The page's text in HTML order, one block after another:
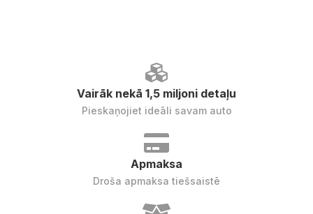
Vairāk nekā 1,5 miljoni detaļu
Pieskaņojiet ideāli savam auto
Apmaksa
Droša apmaksa tiešsaistē